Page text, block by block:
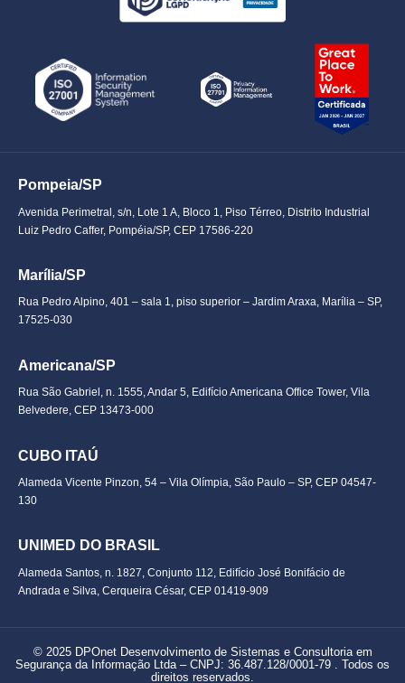
Pompeia/SP
Avenida Perimetral, s/n, Lote 1 A, Bloco 1, Piso Térreo, Distrito Industrial
Luiz Pedro Caffer, Pompéia/SP, CEP 17586-220
Marília/SP
Rua Pedro Alpino, 401 – sala 1, piso superior – Jardim Araxa, Marília – SP,
17525-030
Americana/SP
Rua São Gabriel, n. 1555, Andar 5, Edifício Americana Office Tower, Vila
Belvedere, CEP 13473-000
CUBO ITAÚ
Alameda Vicente Pinzon, 54 – Vila Olímpia, São Paulo – SP, CEP 04547-
130
UNIMED DO BRASIL
Alameda Santos, n. 1827, Conjunto 112, Edifício José Bonifácio de
Andrada e Silva, Cerqueira César, CEP 01419-909
© 2025 DPOnet Desenvolvimento de Sistemas e Consultoria em
Segurança da Informação Ltda – CNPJ: 36.487.128/0001-79 . Todos os
direitos reservados.